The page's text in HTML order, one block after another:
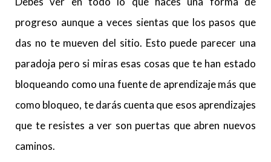
progreso aunque a veces sientas que los pasos que
das no te mueven del sitio. Esto puede parecer una
paradoja pero si miras esas cosas que te han estado
bloqueando como una fuente de aprendizaje más que
como bloqueo, te darás cuenta que esos aprendizajes
que te resistes a ver son puertas que abren nuevos
caminos.